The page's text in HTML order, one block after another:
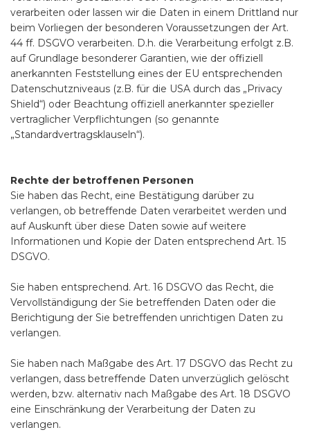
verarbeiten oder lassen wir die Daten in einem Drittland nur
beim Vorliegen der besonderen Voraussetzungen der Art.
44 ff. DSGVO verarbeiten. D.h. die Verarbeitung erfolgt z.B.
auf Grundlage besonderer Garantien, wie der offiziell
anerkannten Feststellung eines der EU entsprechenden
Datenschutzniveaus (z.B. für die USA durch das „Privacy
Shield“) oder Beachtung offiziell anerkannter spezieller
vertraglicher Verpflichtungen (so genannte
„Standardvertragsklauseln“).
Rechte der betroffenen Personen
Sie haben das Recht, eine Bestätigung darüber zu
verlangen, ob betreffende Daten verarbeitet werden und
auf Auskunft über diese Daten sowie auf weitere
Informationen und Kopie der Daten entsprechend Art. 15
DSGVO.
Sie haben entsprechend. Art. 16 DSGVO das Recht, die
Vervollständigung der Sie betreffenden Daten oder die
Berichtigung der Sie betreffenden unrichtigen Daten zu
verlangen.
Sie haben nach Maßgabe des Art. 17 DSGVO das Recht zu
verlangen, dass betreffende Daten unverzüglich gelöscht
werden, bzw. alternativ nach Maßgabe des Art. 18 DSGVO
eine Einschränkung der Verarbeitung der Daten zu
verlangen.